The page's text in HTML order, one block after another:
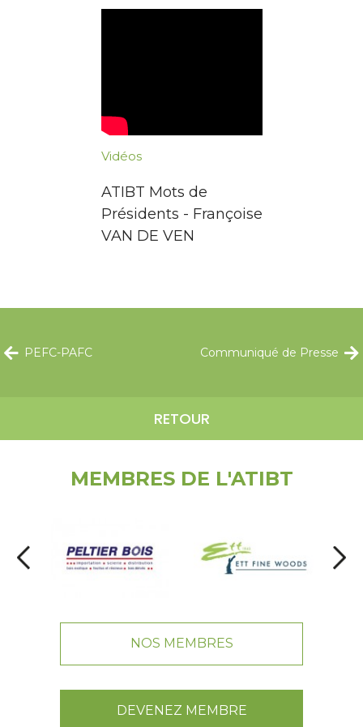
Vidéos
ATIBT Mots de
Présidents - Françoise
VAN DE VEN
PEFC-PAFC
RETOUR
Communiqué de Presse
MEMBRES DE L'ATIBT
NOS MEMBRES
DEVENEZ MEMBRE